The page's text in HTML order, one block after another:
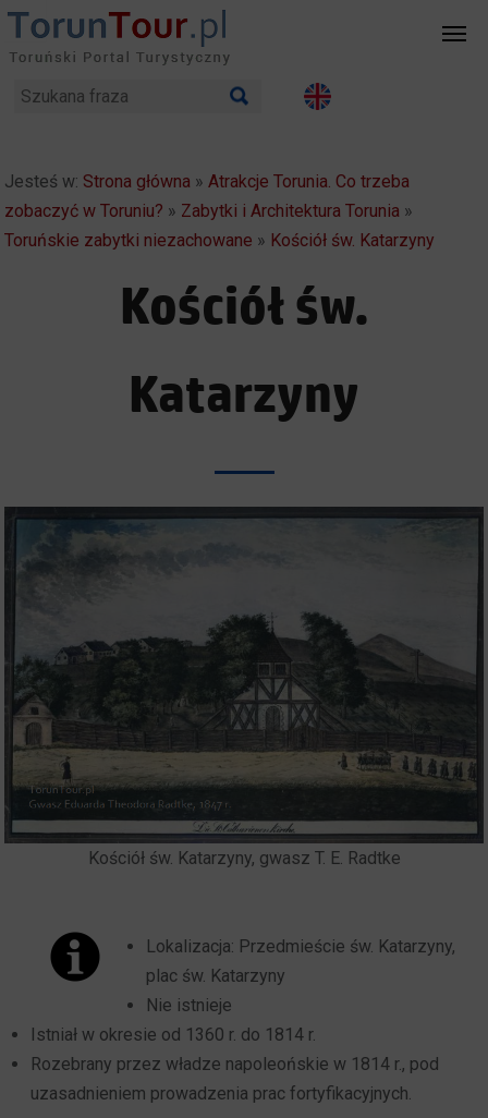
Jesteś w: Strona główna »Atrakcje Torunia. Co trzeba
zobaczyć w Toruniu? » Zabytki i Architektura Torunia »
Toruńskie zabytki niezachowane » Kościół św. Katarzyny
Kościół św.
Katarzyny
Kościół św. Katarzyny, gwasz T. E. Radtke
Lokalizacja: Przedmieście św. Katarzyny,
plac św. Katarzyny
Nie istnieje
Istniał w okresie od 1360 r. do 1814 r.
Rozebrany przez władze napoleońskie w 1814 r., pod
uzasadnieniem prowadzenia prac fortyfikacyjnych.